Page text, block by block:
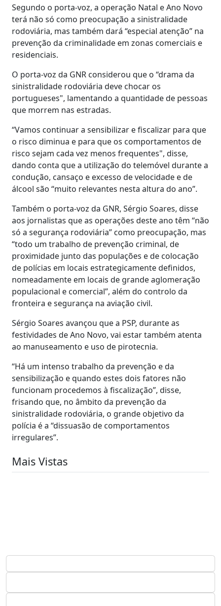
Segundo o porta-voz, a operação Natal e Ano Novo
terá não só como preocupação a sinistralidade
rodoviária, mas também dará “especial atenção” na
prevenção da criminalidade em zonas comerciais e
residenciais.
O porta-voz da GNR considerou que o “drama da
sinistralidade rodoviária deve chocar os
portugueses", lamentando a quantidade de pessoas
que morrem nas estradas.
“Vamos continuar a sensibilizar e fiscalizar para que
o risco diminua e para que os comportamentos de
risco sejam cada vez menos frequentes", disse,
dando conta que a utilização do telemóvel durante a
condução, cansaço e excesso de velocidade e de
álcool são “muito relevantes nesta altura do ano”.
Também o porta-voz da GNR, Sérgio Soares, disse
aos jornalistas que as operações deste ano têm “não
só a segurança rodoviária” como preocupação, mas
“todo um trabalho de prevenção criminal, de
proximidade junto das populações e de colocação
de polícias em locais estrategicamente definidos,
nomeadamente em locais de grande aglomeração
populacional e comercial”, além do controlo da
fronteira e segurança na aviação civil.
Sérgio Soares avançou que a PSP, durante as
festividades de Ano Novo, vai estar também atenta
ao manuseamento e uso de pirotecnia.
“Há um intenso trabalho da prevenção e da
sensibilização e quando estes dois fatores não
funcionam procedemos à fiscalização”, disse,
frisando que, no âmbito da prevenção da
sinistralidade rodoviária, o grande objetivo da
polícia é a “dissuasão de comportamentos
irregulares”.
Mais Vistas